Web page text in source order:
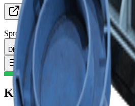
Ressourcer
Sprog
DK Dansk
Toggle Menu Genstand
Krøllet plastflaske